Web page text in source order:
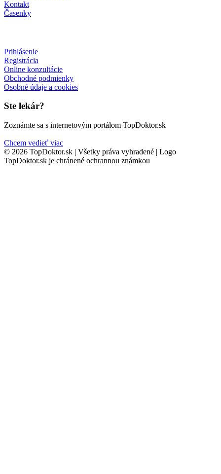
Kontakt
Časenky
Prihlásenie
Registrácia
Online konzultácie
Obchodné podmienky
Osobné údaje a cookies
Ste lekár?
Zoznámte sa s internetovým portálom TopDoktor.sk
Chcem vedieť viac
© 2026 TopDoktor.sk | Všetky práva vyhradené | Logo
TopDoktor.sk je chránené ochrannou známkou